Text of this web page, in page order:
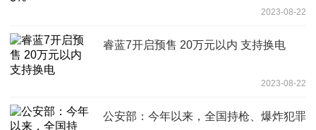
2023-08-22
睿蓝7开启预售 20万元以内 支持换电
2023-08-22
公安部：今年以来，全国持枪、爆炸犯罪